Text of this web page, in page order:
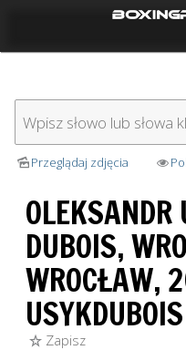
Przeglądaj zdjęcia
DUBOIS,
WROCŁAW,
USYKDUBOIS
Zapisz